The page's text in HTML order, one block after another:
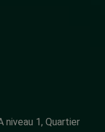
niveau 1, Quartier